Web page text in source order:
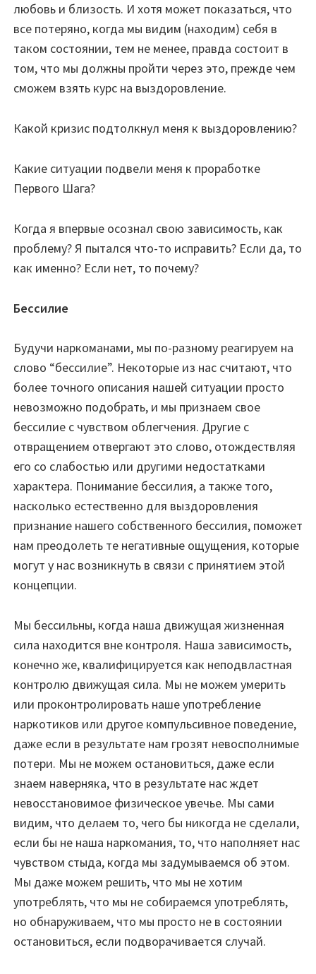
любовь и близость. И хотя может показаться, что
все потеряно, когда мы видим (находим) себя в
таком состоянии, тем не менее, правда состоит в
том, что мы должны пройти через это, прежде чем
сможем взять курс на выздоровление.
Какой кризис подтолкнул меня к выздоровлению?
Какие ситуации подвели меня к проработке
Первого Шага?
Когда я впервые осознал свою зависимость, как
проблему? Я пытался что-то исправить? Если да, то
как именно? Если нет, то почему?
Бессилие
Будучи наркоманами, мы по-разному реагируем на
слово “бессилие”. Некоторые из нас считают, что
более точного описания нашей ситуации просто
невозможно подобрать, и мы признаем свое
бессилие с чувством облегчения. Другие с
отвращением отвергают это слово, отождествляя
его со слабостью или другими недостатками
характера. Понимание бессилия, а также того,
насколько естественно для выздоровления
признание нашего собственного бессилия, поможет
нам преодолеть те негативные ощущения, которые
могут у нас возникнуть в связи с принятием этой
концепции.
Мы бессильны, когда наша движущая жизненная
сила находится вне контроля. Наша зависимость,
конечно же, квалифицируется как неподвластная
контролю движущая сила. Мы не можем умерить
или проконтролировать наше употребление
наркотиков или другое компульсивное поведение,
даже если в результате нам грозят невосполнимые
потери. Мы не можем остановиться, даже если
знаем наверняка, что в результате нас ждет
невосстановимое физическое увечье. Мы сами
видим, что делаем то, чего бы никогда не сделали,
если бы не наша наркомания, то, что наполняет нас
чувством стыда, когда мы задумываемся об этом.
Мы даже можем решить, что мы не хотим
употреблять, что мы не собираемся употреблять,
но обнаруживаем, что мы просто не в состоянии
остановиться, если подворачивается случай.